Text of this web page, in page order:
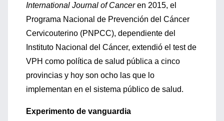
International Journal of Canceren 2015, el
Programa Nacional de Prevención del Cáncer
Cervicouterino (PNPCC), dependiente del
Instituto Nacional del Cáncer, extendió el test de
VPH como política de salud pública a cinco
provincias y hoy son ocho las que lo
implementan en el sistema público de salud.
Experimento de vanguardia